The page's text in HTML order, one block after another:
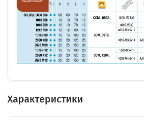
Характеристики